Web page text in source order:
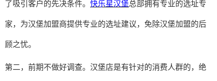
了吸引客户的先决条件。 快乐星汉堡总部拥有专业的选址专
家，为汉堡加盟商提供专业的选址建议，免除汉堡加盟的后
顾之忧。
第二，前期不做好调查。汉堡店是有针对的消费人群的，绝